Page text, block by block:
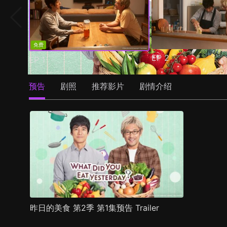
免费
EP 1 EP2
预告 剧照 推荐影片 剧情介绍
昨日的美食 第2季 第1集预告 Trailer